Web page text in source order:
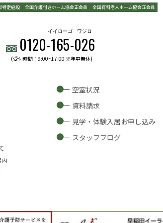
特定施設 全国介護付きホーム協会正会員 全国有料老人ホーム協会正会員
0120-165
イイローゴ
-026
ワジロ
(受付時間：9:00~17:00 ※年中無休)
空室状況
資料請求
見学・体験入居お申し込み
スタッフブログ